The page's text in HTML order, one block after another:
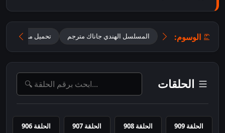
الوسوم: المسلسل الهندي جاناك مترجم تحميل مسلسل
الحلقات
الحلقة 909 الحلقة 908 الحلقة 907 الحلقة 906